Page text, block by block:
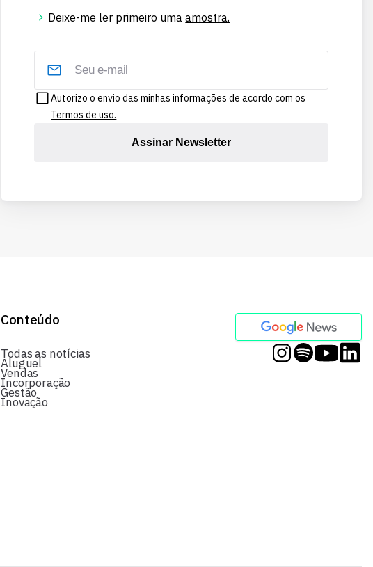
Deixe-me ler primeiro umaamostra.
Autorizo o envio das minhas informações de acordo com os
Termos de uso.
Assinar Newsletter
Conteúdo
Todas as notícias
Aluguel
Vendas
Incorporação
Gestão
Inovação